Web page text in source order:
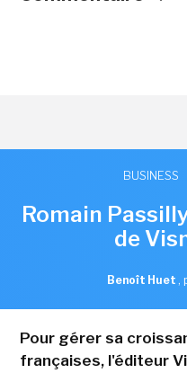
BUSINESS
Romain
de
Benoît Huet ,
Pour gérer sa
françaises, l'éditeur